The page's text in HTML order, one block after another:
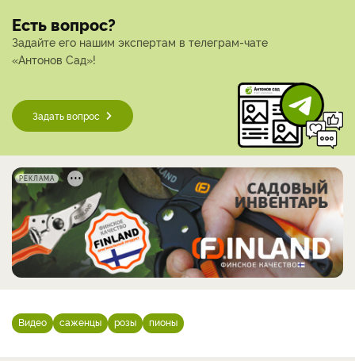
Есть вопрос?
Задайте его нашим экспертам в телеграм-чате
«Антонов Сад»!
Задать вопрос
РЕКЛАМА
Видео саженцы розы пионы